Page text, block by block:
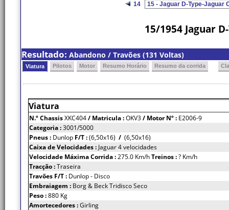
14
15/1954 Jaguar
Resultado: Abandono / Travões (131 Voltas)
Viatura Pilotos Motor Resumo Horário Resumo da corrida
Viatura
N.º ChassisXKC404/ Matricula :OKV3/ Motor Nº : E2006-9
Categoria :3001/5000
Pneus : Dunlop F/T :(6,50x16) / (6,50x16)
Caixa de Velocidades : Jaguar 4 velocidades
Velocidade Máxima Corrida :275.0 Km/hTreinos :? Km/h
Tracção :Traseira
Travões F/T : Dunlop - Disco
Embraiagem : Borg & Beck Tridisco Seco
Peso :880 Kg
Amortecedores :Girling